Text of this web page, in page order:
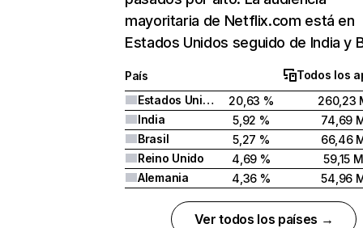
mayoritaria de Netflix.com está en
Estados Unidos seguido de India y
País
Todos los
Estados Unidos
20,63 %
260,23
India
5,92 %
74,69
Brasil
5,27 %
66,46
Reino Unido
4,69 %
59,15 M
Alemania
4,36 % 54,96
Ver todos los países →